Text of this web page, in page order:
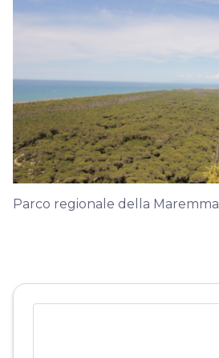
Parco regionale della Maremma